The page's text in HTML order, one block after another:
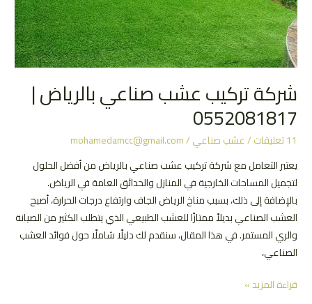
شركة تركيب عشب صناعي بالرياض |
0552081817
11 تعليقات /عشب صناعي/
mohamedamcc@gmail.com
يعتبر التعامل مع شركة تركيب عشب صناعي بالرياض من أفضل الحلول
لتجميل المساحات الخارجية في المنازل والحدائق العامة في الرياض.
بالإضافة إلى ذلك، بسبب مناخ الرياض الجاف وارتفاع درجات الحرارة، أصبح
العشب الصناعي بديلاً ممتازًا للعشب الطبيعي الذي يتطلب الكثير من الصيانة
والري المستمر. في هذا المقال، سنقدم لك دليلًا شاملًا حول فوائد العشب
الصناعي،
شركة
قراءة المزيد »